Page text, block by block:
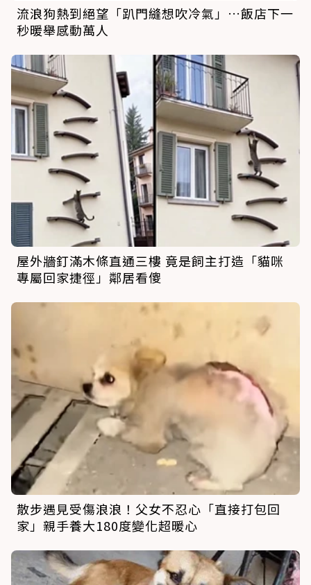
流浪狗熱到絕望「趴門縫想吹冷氣」…飯店下一
秒暖舉感動萬人
屋外牆釘滿木條直通三樓 竟是飼主打造「貓咪
專屬回家捷徑」鄰居看傻
散步遇見受傷浪浪！父女不忍心「直接打包回
家」親手養大180度變化超暖心